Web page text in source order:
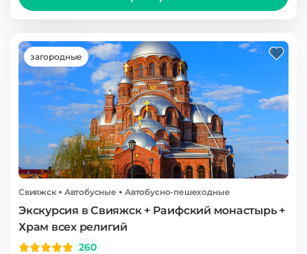
загородные
Свияжск Автобусные Автобусно-пешеходные
Экскурсия в Свияжск + Раифский монастырь +
Храм всех религий
260